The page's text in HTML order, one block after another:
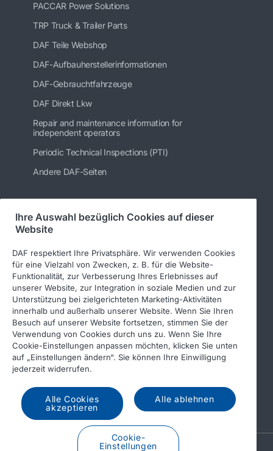
PACCAR Power Solutions
TRP Truck & Trailer Parts
DAF Teile Webshop
DAF-Aufbauherstellerinformationen
DAF-Gebrauchtfahrzeuge
DAF Direkt Lkw
Repair and maintenance information for
independent operators
Periodic Technical Inspections (PTI)
Andere DAF-Seiten
Folgen Sie uns
© 2026 DAF
Rechtlicher Hinweis
Datenschutzerklärung
DAF und Cookies
Income Tax Report
Ihre Auswahl bezüglich Cookies auf dieser
Website
DAF respektiert Ihre Privatsphäre. Wir verwenden Cookies
für eine Vielzahl von Zwecken, z. B. für die Website-
Funktionalität, zur Verbesserung Ihres Erlebnisses auf
unserer Website, zur Integration in soziale Medien und zur
Unterstützung bei zielgerichteten Marketing-Aktivitäten
innerhalb und außerhalb unserer Website. Wenn Sie Ihren
Besuch auf unserer Website fortsetzen, stimmen Sie der
Verwendung von Cookies durch uns zu. Wenn Sie Ihre
Cookie-Einstellungen anpassen möchten, klicken Sie unten
auf „Einstellungen ändern“. Sie können Ihre Einwilligung
jederzeit widerrufen.
Alle Cookies
akzeptieren
Alle ablehnen
Cookie-
Einstellungen